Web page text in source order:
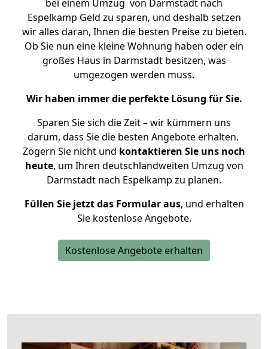
bei einem Umzug von Darmstadt nach
Espelkamp Geld zu sparen, und deshalb setzen
wir alles daran, Ihnen die besten Preise zu bieten.
Ob Sie nun eine kleine Wohnung haben oder ein
großes Haus in Darmstadt besitzen, was
umgezogen werden muss.
Wir haben immer die perfekte Lösung für Sie.
Sparen Sie sich die Zeit – wir kümmern uns
darum, dass Sie die besten Angebote erhalten.
Zögern Sie nicht und kontaktieren Sie uns noch
heute, um Ihren deutschlandweiten Umzug von
Darmstadt nach Espelkamp zu planen.
Füllen Sie jetzt das Formular aus, und erhalten
Sie kostenlose Angebote.
Kostenlose Angebote erhalten